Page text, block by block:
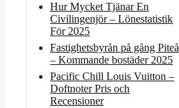
Hur Mycket Tjänar En
Civilingenjör – Lönestatistik
För 2025
Fastighetsbyrån på gång Piteå
– Kommande bostäder 2025
Pacific Chill Louis Vuitton –
Doftnoter Pris och
Recensioner